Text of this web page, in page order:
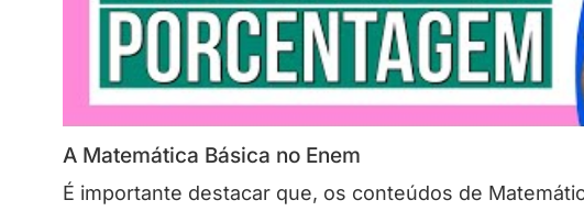
A Matemática Básica no Enem
É importante destacar que, os conteúdos de